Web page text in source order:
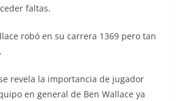
faltas.
robó en su carrera 1369 pero tan
revela la importancia de jugador
en general de Ben Wallace ya